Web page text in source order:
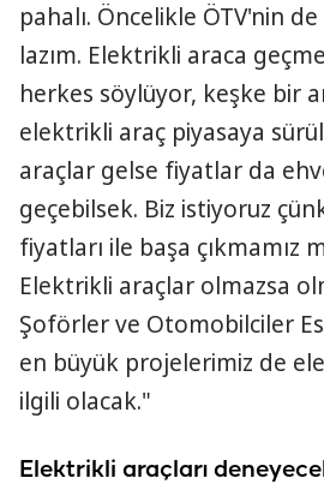
pahalı. Öncelikle ÖTV'nin
lazım. Elektrikli araca
herkes söylüyor, keşke bir
elektrikli araç piyasaya
araçlar gelse fiyatlar da
geçebilsek. Biz istiyoruz
fiyatları ile başa çıkmamız
Elektrikli araçlar olmazsa
Şoförler ve Otomobilciler
en büyük projelerimiz de
ilgili olacak."
Elektrikli araçları